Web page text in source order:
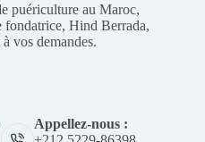
puériculture au Maroc,
fondatrice, Hind Berrada,
vos demandes.
Appellez-nous :